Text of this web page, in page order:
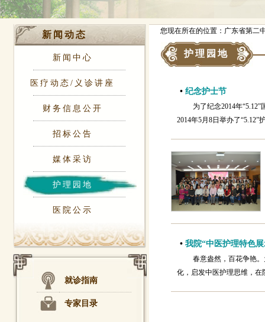
新闻动态
新闻中心
医疗动态/义诊讲座
财务信息公开
招标公告
媒体采访
护理园地
医院公示
就诊指南
专家目录
您现在所在的位置：广东省第二
护理园地
• 纪念护士节
为了纪念2014年
2014年5月8日举办了
• 我院“中医护理特色
春意盎然，百花争艳
化，启发中医护理思维，